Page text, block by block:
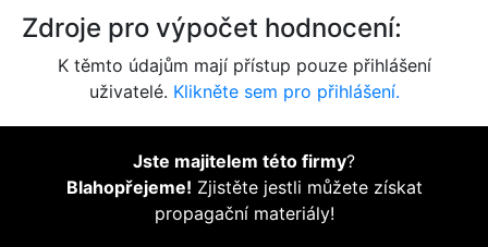
Zdroje pro výpočet hodnocení:
K těmto údajům mají přístup pouze přihlášení
uživatelé. Klikněte sem pro přihlášení.
Jste majitelem této firmy?
Blahopřejeme! Zjistěte jestli můžete získat
propagační materiály!